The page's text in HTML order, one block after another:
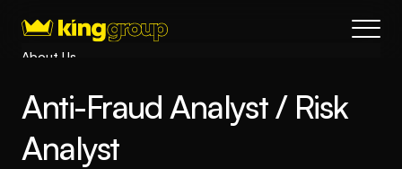
About Us
Services
Process
Coming Soon
Anti-Fraud Analyst / Risk
Analyst